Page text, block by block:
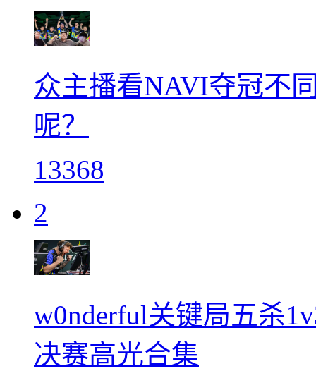
众主播看NAVI夺冠不
呢？
13368
2
w0nderful关键局五杀
决赛高光合集